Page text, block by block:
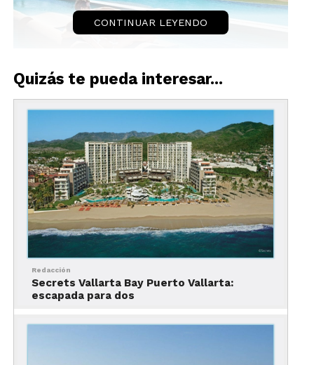
Un sofisticado escape sólo para adultos frente al
mar, los Secrets Resorts & Spa reciben a sus
huéspedes con una gran oferta de actividades en
interiores y al aire libre, así como una extensa
gama de experiencias gastronómicas sin
limitaciones gracias a su concepto Unlimited-
Luxury. Su servicio de clase mundial, sus
excelentes amenidades, sus espacios de bienestar
y sus instalaciones de primer nivel son garantía de
una estancia excepcional para parejas, amigos y
grupos.
CONTINUAR LEYENDO
Quizás te pueda interesar...
Redacción
Secrets Vallarta Bay Puerto Vallarta:
escapada para dos